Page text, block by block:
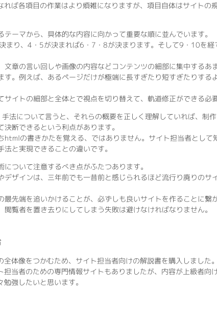
ば各項目の作業はより煩雑になりますが、項目自体はサイトの
ーマから、具体的な内容に向かって重要な順に並んでいます。
まり、4・5が決まれば6・7・8が決まります。そして9・10を経
文章の言い回しや画像の内容などコンテンツの細部に集中するあ
す。例えば、あるページだけが極端に長すぎたり短すぎたりする
サイトの細部と全体とで視点を切り替えて、軌道修正ができる必
法について言うと、それらの概要を正しく理解していれば、制
断できるという利点があります。
htmlの書きかたを覚える、ではありません。サイト担当者として
と実現できることの違いです。
ついて注意するべき点がふたつあります。
デザインは、三年前でも一昔前と感じられるほど流行り廃りのサ
最先端を追いかけることが、必ずしも良いサイトを作ることに繋
覧者を置き去りにしてしまう失敗は避けなければなりません。
全体像をつかむため、サイト担当者向けの解説書を購入しました。
担当者のための専門情報サイトもありましたが、内容が上級者向
勉強したいと思います。